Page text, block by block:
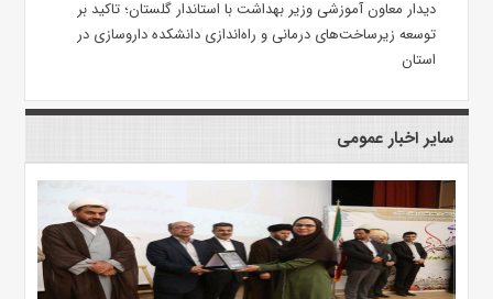
دیدار معاون آموزشی وزیر بهداشت با استاندار گلستان؛ تاکید بر
توسعه زیرساخت‌های درمانی و راه‌اندازی دانشکده داروسازی در
استان
سایر اخبار عمومی